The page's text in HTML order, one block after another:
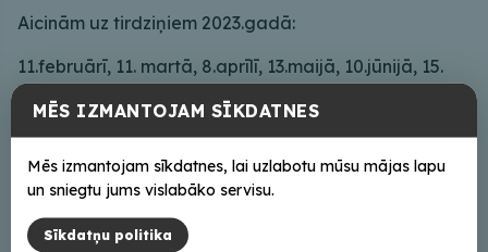
Aicinām uz tirdziņiem 2023.gadā:
11.februārī, 11. martā, 8.aprīlī, 13.maijā, 10.jūnijā, 15.
jūlijā Balvu novada svētku ietvaros, 12.augustā,
9.septembrī, 14.oktobrī, 11.novembrī, 9.decembrī.
Tirdziņus organizē Balvu novada pašvaldības
iestāde “Ziemeļlatgales Biznesa un tūrisma centrs”.
Papildus informācijai: biznesacentrs@balvi.lv,
26461435
MĒS IZMANTOJAM SĪKDATNES
Mēs izmantojam sīkdatnes, lai uzlabotu mūsu mājas lapu
un sniegtu jums vislabāko servisu.
Sīkdatņu politika